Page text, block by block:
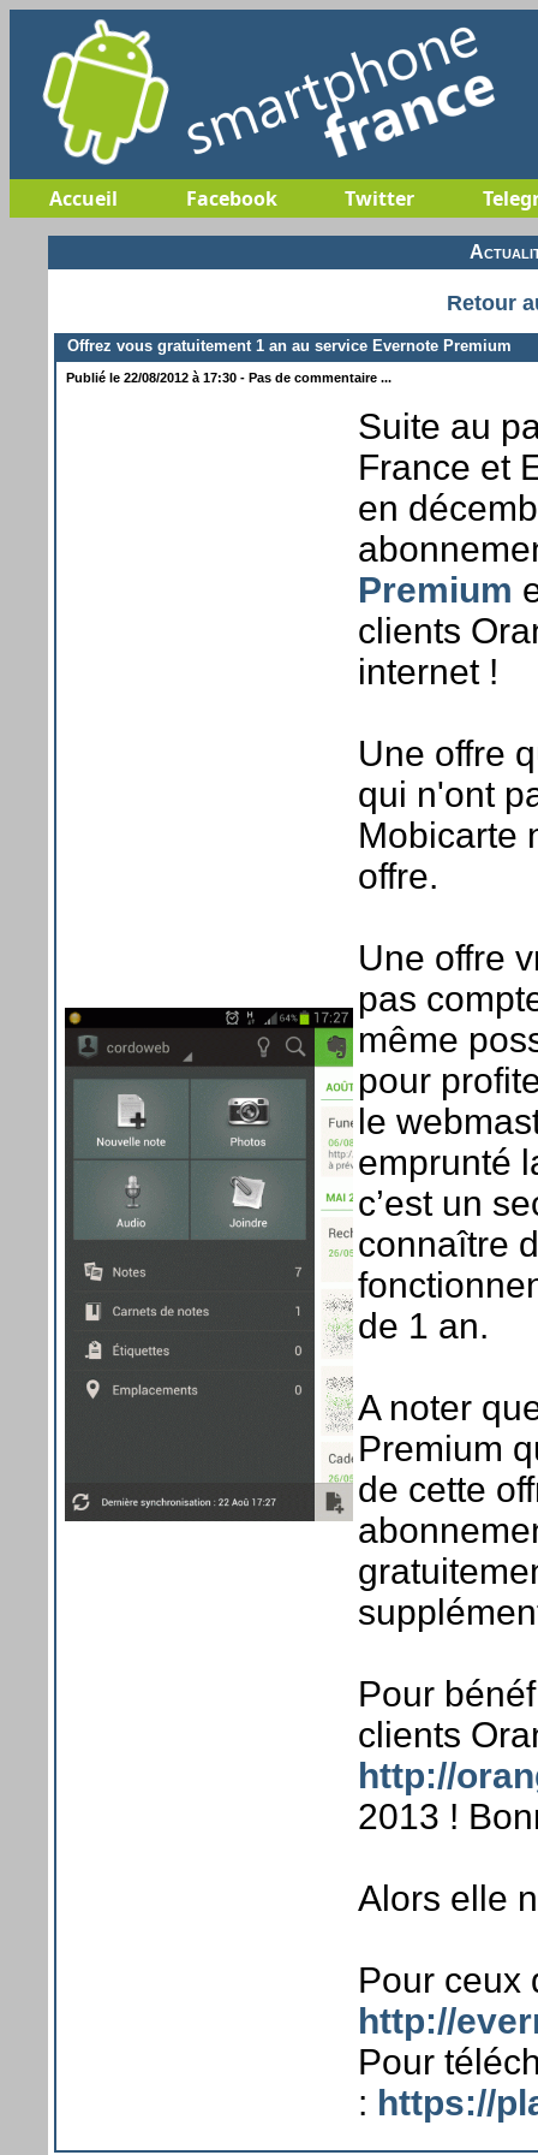
Accueil Facebook Twitter
Retour
Offrez vous gratuitement 1 an au service Evernote Premium
Publié le 22/08/2012 à 17:30 - Pas de commentaire ...
Suite au
France et
en
Premium
clients
internet !
Une offre
qui n'ont
Mobicarte
offre.
Une offre
pas
même
pour
le
emprunté
c’est un
connaître
de 1 an.
A noter
Premium
de cette
Pour
clients
http://
2013 !
Alors elle
Pour ceux
http://
Pour
: https://